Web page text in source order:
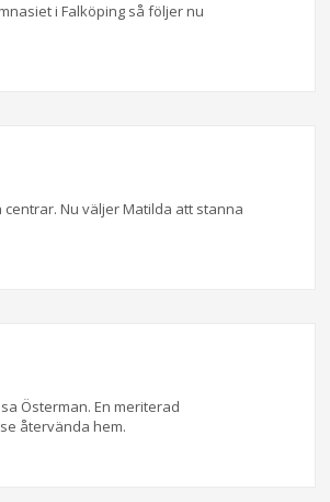
i Falköping så följer nu
Nu väljer Matilda att stanna
Österman. En meriterad
återvända hem.